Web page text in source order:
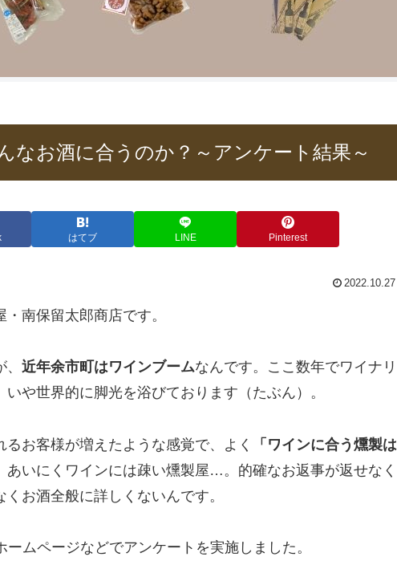
なお酒に合うのか？～アンケート結果～
はてブ LINE Pinterest
2022.10.27
南保留太郎商店です。
近年余市町はワインブームなんです。ここ数年でワイナリ
や世界的に脚光を浴びております（たぶん）。
お客様が増えたような感覚で、よく
「ワインに合う燻製は
あいにくワインには疎い燻製屋…。的確なお返事が返せなく
お酒全般に詳しくないんです。
ムページなどでアンケートを実施しました。